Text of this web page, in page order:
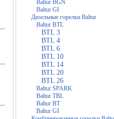
Baltur BGN
Baltur GI
Дизельные горелки Baltur
Baltur BTL
BTL 3
BTL 4
BTL 6
BTL 10
BTL 14
BTL 20
BTL 26
Baltur SPARK
Baltur TBL
Baltur BT
Baltur GI